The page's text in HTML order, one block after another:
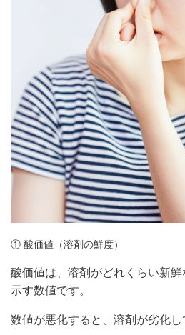
① 酸価値（溶剤の鮮度）
酸価値は、溶剤がどれくらい新
示す数値です。
数値が悪化すると、溶剤が劣化し